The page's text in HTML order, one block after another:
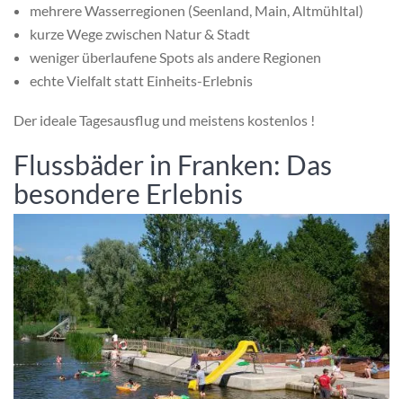
mehrere Wasserregionen (Seenland, Main, Altmühltal)
kurze Wege zwischen Natur & Stadt
weniger überlaufene Spots als andere Regionen
echte Vielfalt statt Einheits-Erlebnis
Der ideale Tagesausflug und meistens kostenlos !
Flussbäder in Franken: Das
besondere Erlebnis